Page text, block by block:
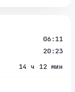
06:11
20:23
14 ч 12 мин